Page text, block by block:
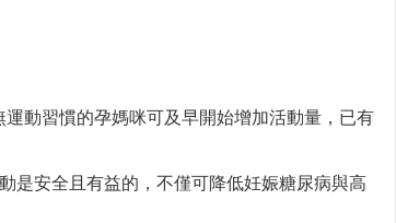
動習慣的孕媽咪可及早開始增加活動量，已有
是安全且有益的，不僅可降低妊娠糖尿病與高